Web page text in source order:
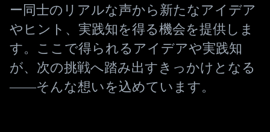
ー同士のリアルな声から新たなアイデア
やヒント、実践知を得る機会を提供しま
す。ここで得られるアイデアや実践知
が、次の挑戦へ踏み出すきっかけとなる
――そんな想いを込めています。